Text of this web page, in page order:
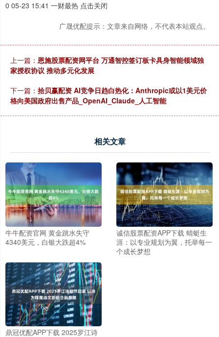
0 05-23 15:41 一财最热 点击关闭
广晟优配提示：文章来自网络，不代表本站观点。
上一篇： 恩施股票配资网平台 万通智控签订板卡具身智能领域独
家授权协议 推动多元化发展
下一篇： 拾贝赢配资 AI竞争日趋白热化：Anthropic或以1美元价
格向美国政府出售产品_OpenAI_Claude_人工智能
相关文章
牛牛配资官网 黄金跳水失守
4340美元，白银大跌超4%
诚信股票配资APP下载 蜻蜓生
涯：以专业规划为翼，托举每一
个成长梦想
鼎冠优配APP下载 2025罗江诗